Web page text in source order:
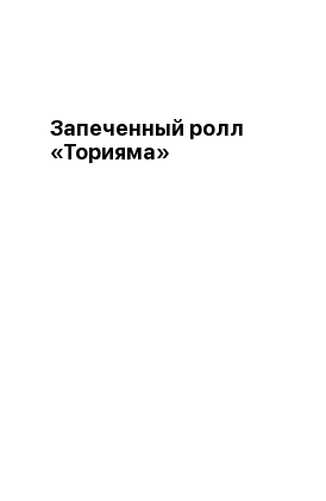
Запеченный ролл
«Торияма»